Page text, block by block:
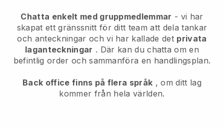
Chatta enkelt med gruppmedlemmar - vi har
skapat ett gränssnitt för ditt team att dela tankar
och anteckningar och vi har kallade det privata
laganteckningar . Där kan du chatta om en
befintlig order och sammanföra en handlingsplan.
Back office finns på flera språk , om ditt lag
kommer från hela världen.